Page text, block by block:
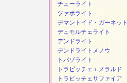
チューライト
ツァボライト
デマントイド・ガーネット
デュモルチェライト
デンドライト
デンドライトメノウ
トパゾライト
トラピッチェエメラルド
トラピッチェサファイア